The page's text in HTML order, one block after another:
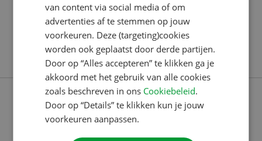
als stagiaire, maar werkt inmiddels al even in dienst.
Mét een vast contract voordat ze 20 jaar werd. Ze
vertelt meer over haar werk als medewerker
videocontent. TikTok-trends en een groot
jubileumproject “Onze videocontent is heel
verschillend, en mijn werk daarmee dus ook. Het ligt
Lees verder SPANISH
SWEDISH
van content via social media of om
advertenties af te stemmen op jouw
voorkeuren. Deze (targeting)cookies
worden ook geplaatst door derde partijen.
Door op “Alles accepteren” te klikken ga je
akkoord met het gebruik van alle cookies
zoals beschreven in ons Cookiebeleid.
Door op “Details” te klikken kun je jouw
voorkeuren aanpassen.